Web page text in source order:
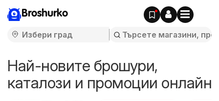
Broshurko
Най-новите брошури,
каталози и промоции онлайн